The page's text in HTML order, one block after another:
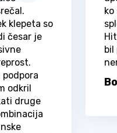
klepeta so
česar je
odkril
druge
ko
bil